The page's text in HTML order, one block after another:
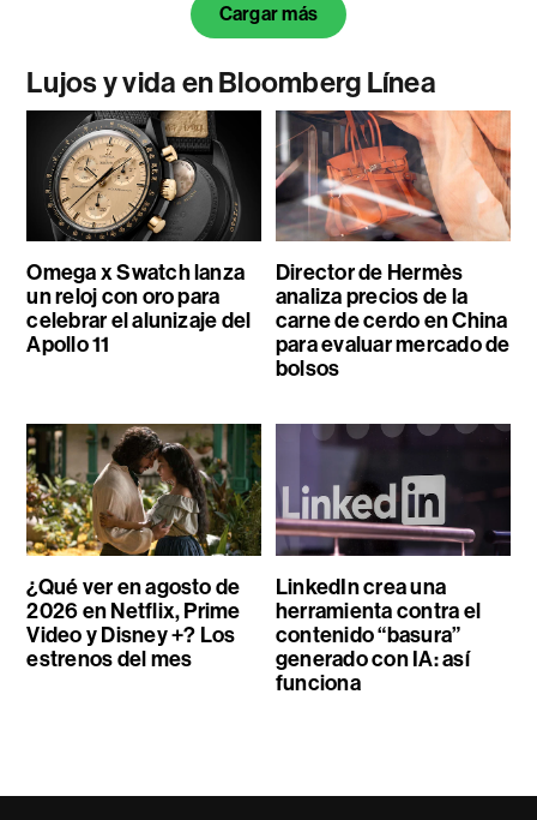
Cargar más
Lujos y vida en Bloomberg Línea
Omega x Swatch lanza
un reloj con oro para
celebrar el alunizaje del
Apollo 11
Director de Hermès
analiza precios de la
carne de cerdo en China
para evaluar mercado de
bolsos
¿Qué ver en agosto de
2026 en Netflix, Prime
Video y Disney +? Los
estrenos del mes
LinkedIn crea una
herramienta contra el
contenido “basura”
generado con IA: así
funciona